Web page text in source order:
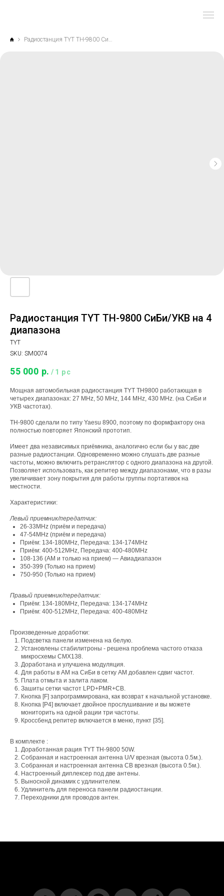
Радиостанция TYT TH-9800 СиБи/УКВ на 4 диапазона
Радиостанция TYT TH-9800 СиБи/УКВ на 4
диапазона
TYT
SKU: SM0074
55 000 р. / 1 pc
Мощная автомобильная радиостанция TYT TH9800 работающая в
четырех диапазонах: 27 MHz, 50 MHz, 144 MHz, 430 MHz. (на СиБи и
УКВ частотах).
TH-9800 сделали по типу Yaesu 8900, поэтому по формфактору она
полностью повторяет Японский прототип.
Имеет два независимых приёмника, аналогично если бы у вас две
разные радиостанции. Одновременно можно слушать две разные
частоты, можно включить ретранслятор с одного диапазона на другой.
Позволяет использовать, как репитер между диапазонами, что в разы
увеличивает зону покрытия для работы группы портативок на
местности.
Характеристики:
Левый приемник/передатчик:
26-33MHz (приём и передача)
47-54MHz (приём и передача)
Приём: 134-180MHz, Передача: 134-174MHz
Приём: 400-512MHz, Передача: 400-480MHz
108-136 (AM и только на прием) — Авиадиапазон
350-399 (Только на прием)
750-950 (Только на прием)
Правый приемник/передатчик:
Приём: 134-180MHz, Передача: 134-174MHz
Приём: 400-512MHz, Передача: 400-480MHz
Произведенные доработки:
Подсветка панели изменена на белую.
Установлены стабилитроны - решена проблема частого отказа
микросхемы СМХ138.
Доработана и улучшена модуляция.
Для работы в АМ на СиБи в сетку АМ добавлен сдвиг частот.
Плата отмыта и залита лаком.
Зашиты сетки частот LРD+РМR+СВ.
Кнопка [F] запрограммирована, как возврат к начальной установке.
Кнопка [Р4] включает двойное прослушивание и вы можете
мониторить на одной рации три частоты.
Кроссбенд репитер включается в меню, пункт [35].
В комплекте :
Доработанная рация ТYТ ТН-9800 50W.
Собранная и настроенная антенна U/V врезная (высота 0.5м.).
Собранная и настроенная антенна СВ врезная (высота 0.5м.).
Настроенный диплексер под две антены.
Выносной динамик с удлинителем.
Удлинитель для переноса панели радиостанции.
Переходники для проводов антен.